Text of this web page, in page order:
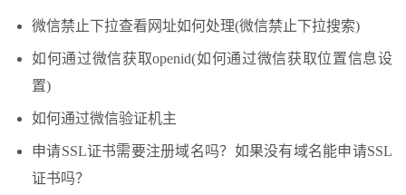
微信禁止下拉查看网址如何处理(微信禁止下拉搜索)
如何通过微信获取openid(如何通过微信获取位置信息设
置)
如何通过微信验证机主
申请SSL证书需要注册域名吗？如果没有域名能申请SSL
证书吗？